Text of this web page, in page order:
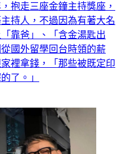
抱走三座金鐘主持獎座，
持人，不過因為有著大名
靠爸」、「含金湯匙出
國外留學回台時領的薪
裡拿錢，「那些被既定印
了。」